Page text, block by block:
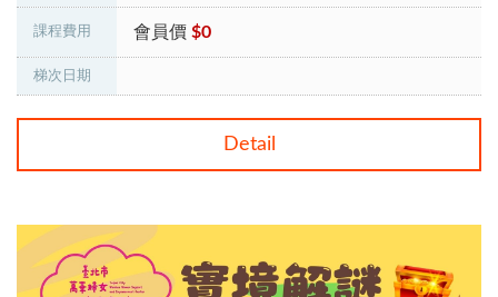
課程費用 會員價 $0
梯次日期
Detail